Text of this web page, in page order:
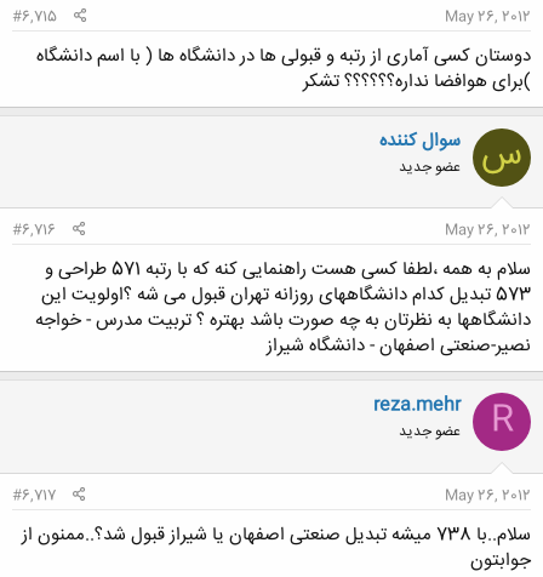
May 26, 2012
#6,715
دوستان کسی آماری از رتبه و قبولی ها در دانشگاه ها ( با اسم دانشگاه
)برای هوافضا نداره؟؟؟؟؟؟ تشکر
س سوال کننده
عضو جدید
May 26, 2012
#6,716
سلام به همه ،لطفا کسی هست راهنمایی کنه که با رتبه 571 طراحی و
573 تبدیل کدام دانشگاههای روزانه تهران قبول می شه ؟اولویت این
دانشگاهها به نظرتان به چه صورت باشد بهتره ؟ تربیت مدرس - خواجه
نصیر-صنعتی اصفهان - دانشگاه شیراز
R
reza.mehr
عضو جدید
May 26, 2012
#6,717
سلام..با 738 میشه تبدیل صنعتی اصفهان یا شیراز قبول شد؟..ممنون از
جوابتون